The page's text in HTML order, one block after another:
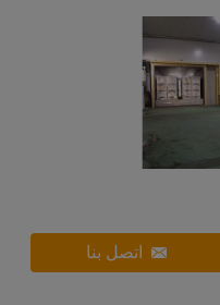
اتصل بنا